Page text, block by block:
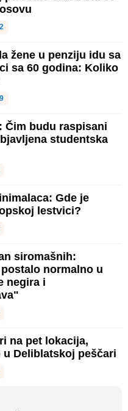
žene u penziju idu sa
sa 60 godina: Koliko
Čim budu raspisani
studentska
Gde je
lestvici?
siromašnih:
normalno u
negira i
na pet lokacija,
u Deliblatskoj peščari